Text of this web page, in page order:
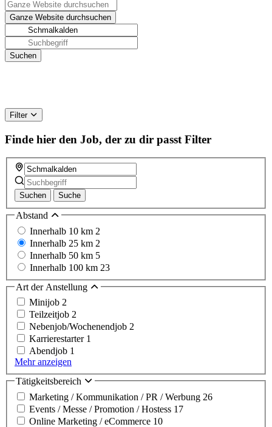
Filter
Finde hier den Job, der zu dir passt Filter
Suchen Suche
Abstand
Innerhalb 10 km 2
Innerhalb 25 km 2
Innerhalb 50 km 5
Innerhalb 100 km 23
Art der Anstellung
Minijob 2
Teilzeitjob 2
Nebenjob/Wochenendjob 2
Karrierestarter 1
Abendjob 1
Mehr anzeigen
Tätigkeitsbereich
Marketing / Kommunikation / PR / Werbung 26
Events / Messe / Promotion / Hostess 17
Online Marketing / eCommerce 10